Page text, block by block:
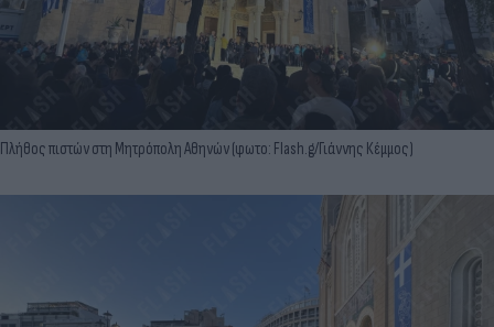
Πλήθος πιστών στη Μητρόπολη Αθηνών (φωτο: Flash.g/Γιάννης Κέμμος)